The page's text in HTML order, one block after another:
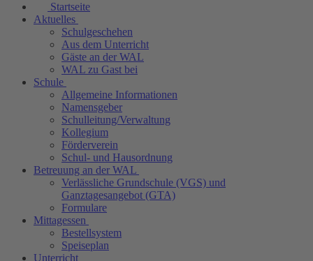
Startseite
Aktuelles
Schulgeschehen
Aus dem Unterricht
Gäste an der WAL
WAL zu Gast bei
Schule
Allgemeine Informationen
Namensgeber
Schulleitung/Verwaltung
Kollegium
Förderverein
Schul- und Hausordnung
Betreuung an der WAL
Verlässliche Grundschule (VGS) und
Ganztagesangebot (GTA)
Formulare
Mittagessen
Bestellsystem
Speiseplan
Unterricht